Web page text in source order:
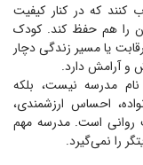
کنند که در کنار کیفیت
را هم حفظ کند. کودک
یا مسیر زندگی دچار
و آرامش دارد.
مدرسه نیست، بلکه
احساس ارزشمندی،
روانی است. مدرسه مهم
را نمی‌گیرد.